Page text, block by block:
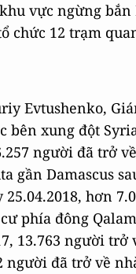
vực ngừng
chức 12 trạm
Evtushenko,
bên xung đột
người đã trở
gần Damascus
hơn
phía đông
13.763 người
người đã trở về